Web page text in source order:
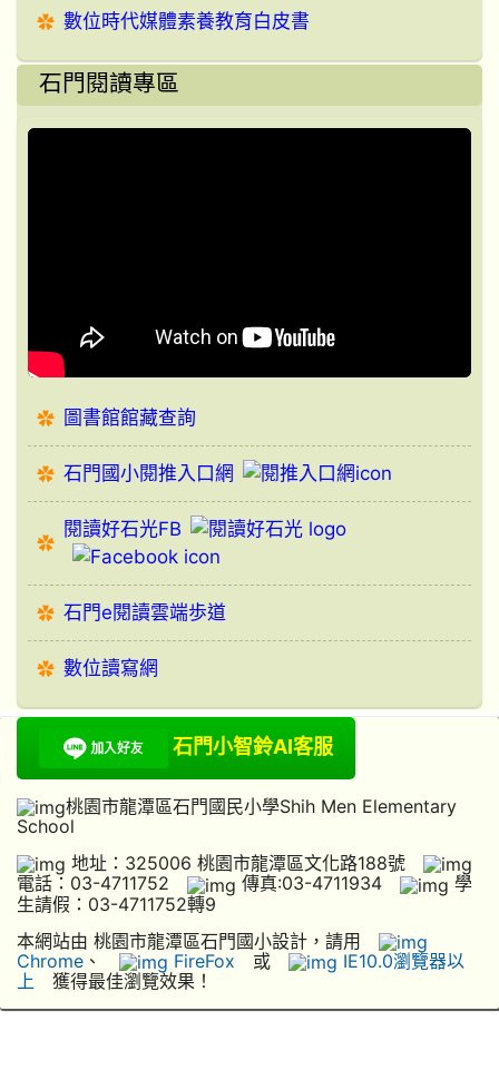
數位時代媒體素養教育白皮書
石門閱讀專區
圖書館館藏查詢
石門國小閱推入口網
閱讀好石光FB
石門e閱讀雲端歩道
數位讀寫網
石門小智鈴AI客服
桃園市龍潭區石門國民小學Shih Men Elementary
School
地址：325006 桃園市龍潭區文化路188號
電話：03-4711752
傳真:03-4711934
學
生請假：03-4711752轉9
本網站由 桃園市龍潭區石門國小設計，請用
Chrome 、 FireFox 或
IE10.0瀏覽器以
上 獲得最佳瀏覽效果！